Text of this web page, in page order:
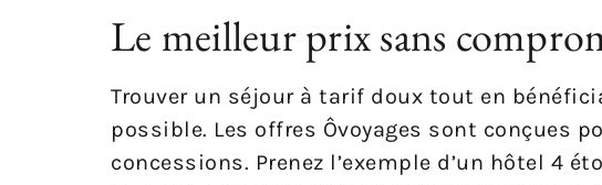
Le meilleur prix sans
Trouver un séjour à tarif doux tout en
possible. Les offres Ôvoyages sont conçues
concessions. Prenez l’exemple d’un hôtel 4